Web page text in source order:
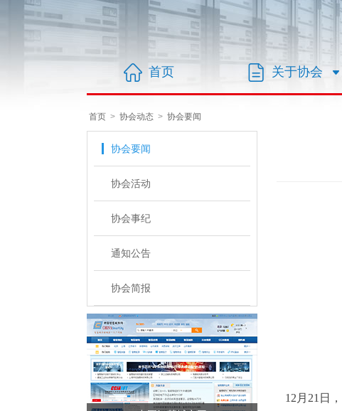
首页 关于协会
首页 > 协会动态 > 协会要闻
协会要闻
协会活动
协会事纪
通知公告
协会简报
12月21日，